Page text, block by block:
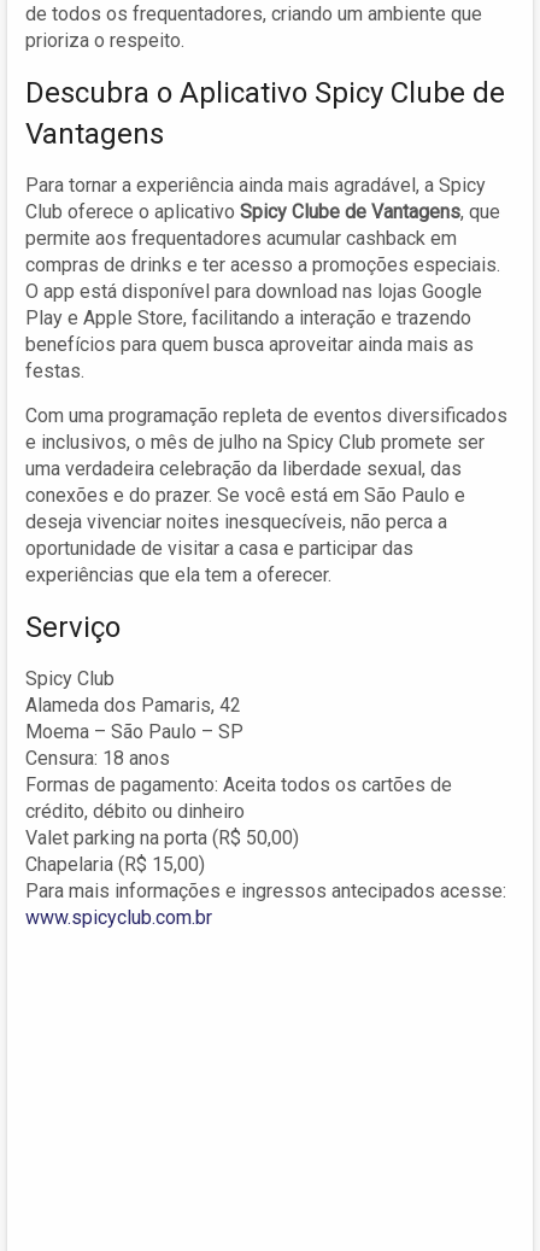
de todos os frequentadores, criando um ambiente que
prioriza o respeito.
Descubra o Aplicativo Spicy Clube de
Vantagens
Para tornar a experiência ainda mais agradável, a Spicy
Club oferece o aplicativo Spicy Clube de Vantagens, que
permite aos frequentadores acumular cashback em
compras de drinks e ter acesso a promoções especiais.
O app está disponível para download nas lojas Google
Play e Apple Store, facilitando a interação e trazendo
benefícios para quem busca aproveitar ainda mais as
festas.
Com uma programação repleta de eventos diversificados
e inclusivos, o mês de julho na Spicy Club promete ser
uma verdadeira celebração da liberdade sexual, das
conexões e do prazer. Se você está em São Paulo e
deseja vivenciar noites inesquecíveis, não perca a
oportunidade de visitar a casa e participar das
experiências que ela tem a oferecer.
Serviço
Spicy Club
Alameda dos Pamaris, 42
Moema – São Paulo – SP
Censura: 18 anos
Formas de pagamento: Aceita todos os cartões de
crédito, débito ou dinheiro
Valet parking na porta (R$ 50,00)
Chapelaria (R$ 15,00)
Para mais informações e ingressos antecipados acesse:
www.spicyclub.com.br